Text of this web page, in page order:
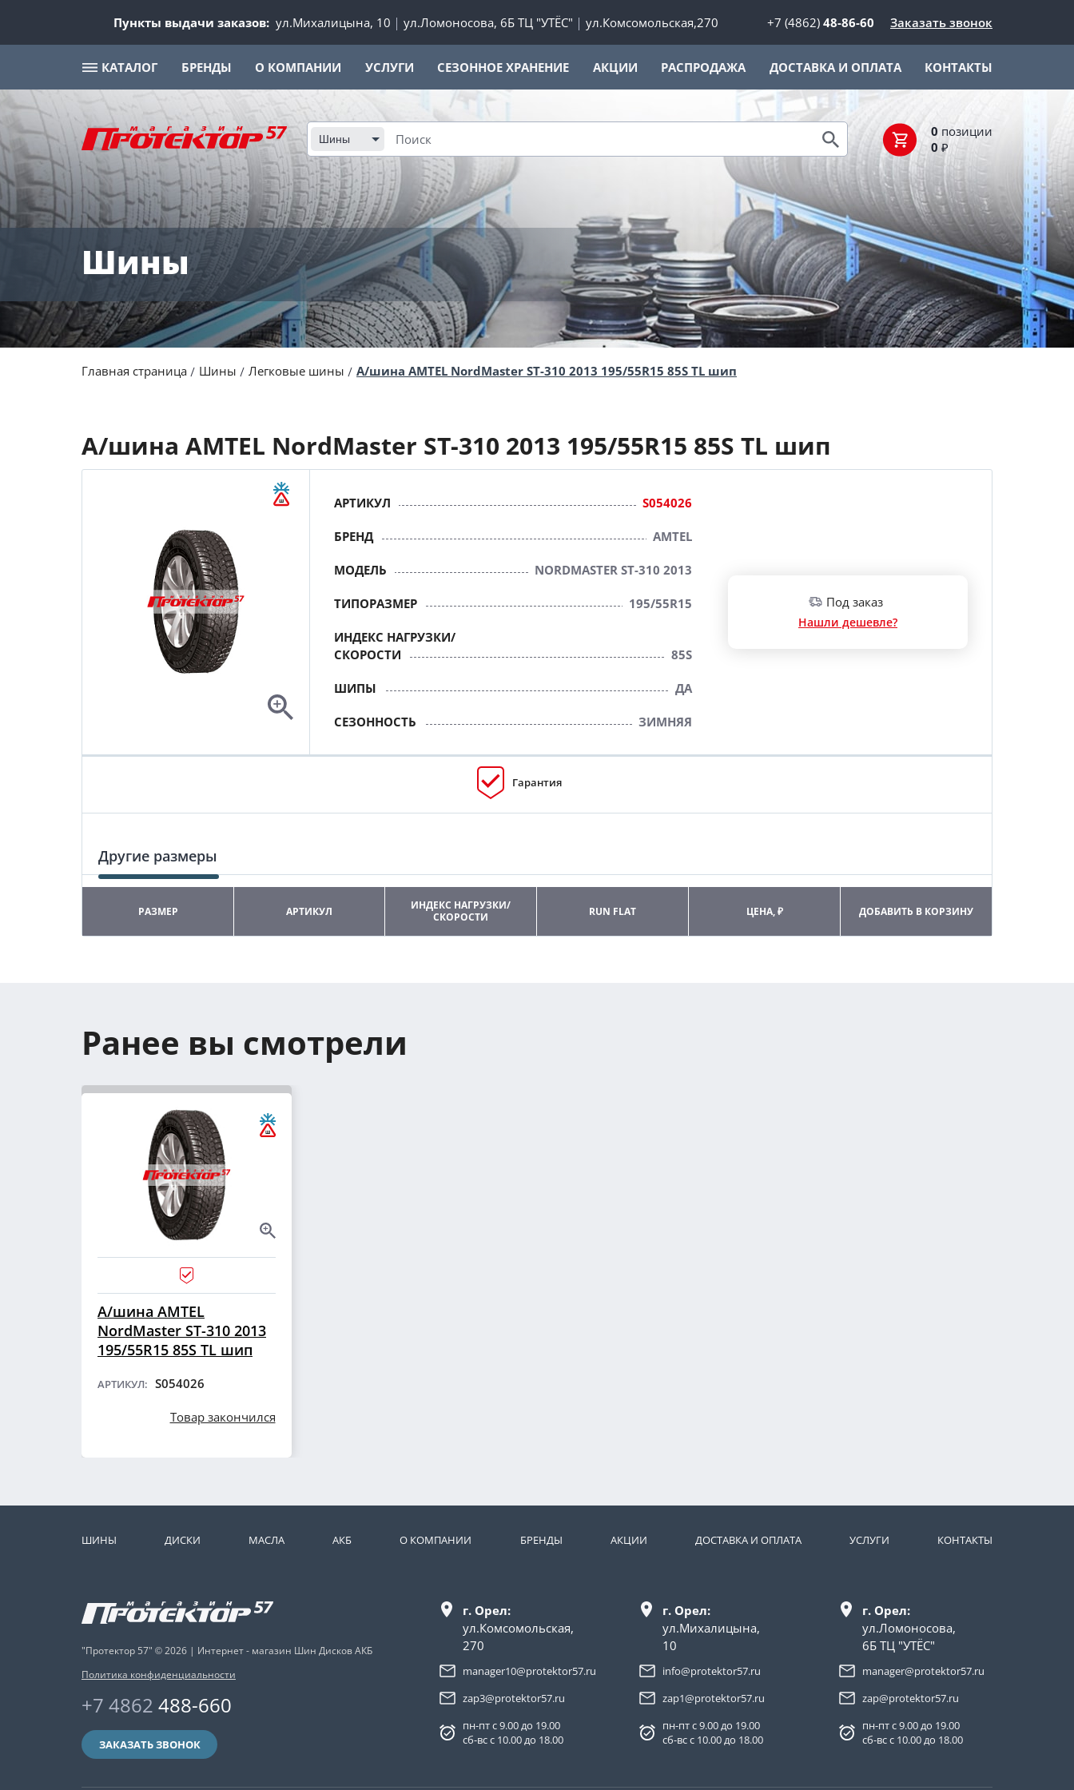
Пункты выдачи заказов: ул.Михалицына, 10 ул.Ломоносова, 6Б ТЦ "УТЁС" ул.Комсомольская,270 +7 (4862) 48-86-60 Заказать звонок
КАТАЛОГ БРЕНДЫ О КОМПАНИИ УСЛУГИ СЕЗОННОЕ ХРАНЕНИЕ АКЦИИ РАСПРОДАЖА ДОСТАВКА И ОПЛАТА КОНТАКТЫ
Шины 0 позиции
0 ₽
Шины
Главная страница Шины Легковые шины А/шина AMTEL NordMaster ST-310 2013 195/55R15 85S TL шип
А/шина AMTEL NordMaster ST-310 2013 195/55R15 85S TL шип
АРТИКУЛ S054026
БРЕНД AMTEL
МОДЕЛЬ NORDMASTER ST-310 2013
ТИПОРАЗМЕР 195/55R15
ИНДЕКС НАГРУЗКИ/
СКОРОСТИ
85S
ШИПЫ ДА
СЕЗОННОСТЬ ЗИМНЯЯ
Под заказ
Нашли дешевле?
Гарантия
Другие размеры
РАЗМЕР АРТИКУЛ
ИНДЕКС НАГРУЗКИ/
СКОРОСТИ
RUN FLAT ЦЕНА, ₽ ДОБАВИТЬ В КОРЗИНУ
Ранее вы смотрели
А/шина AMTEL
NordMaster ST-310 2013
195/55R15 85S TL шип
АРТИКУЛ: S054026
Товар закончился
ШИНЫ ДИСКИ МАСЛА АКБ О КОМПАНИИ БРЕНДЫ АКЦИИ ДОСТАВКА И ОПЛАТА УСЛУГИ КОНТАКТЫ
"Протектор 57" © 2026 | Интернет - магазин Шин Дисков АКБ
Политика конфиденциальности
+7 4862 488-660
ЗАКАЗАТЬ ЗВОНОК
г. Орел:
ул.Комсомольская,
270
manager10@protektor57.ru
zap3@protektor57.ru
пн-пт с 9.00 до 19.00
сб-вс с 10.00 до 18.00
г. Орел:
ул.Михалицына,
10
info@protektor57.ru
zap1@protektor57.ru
пн-пт с 9.00 до 19.00
сб-вс с 10.00 до 18.00
г. Орел:
ул.Ломоносова,
6Б ТЦ "УТЁС"
manager@protektor57.ru
zap@protektor57.ru
пн-пт с 9.00 до 19.00
сб-вс с 10.00 до 18.00